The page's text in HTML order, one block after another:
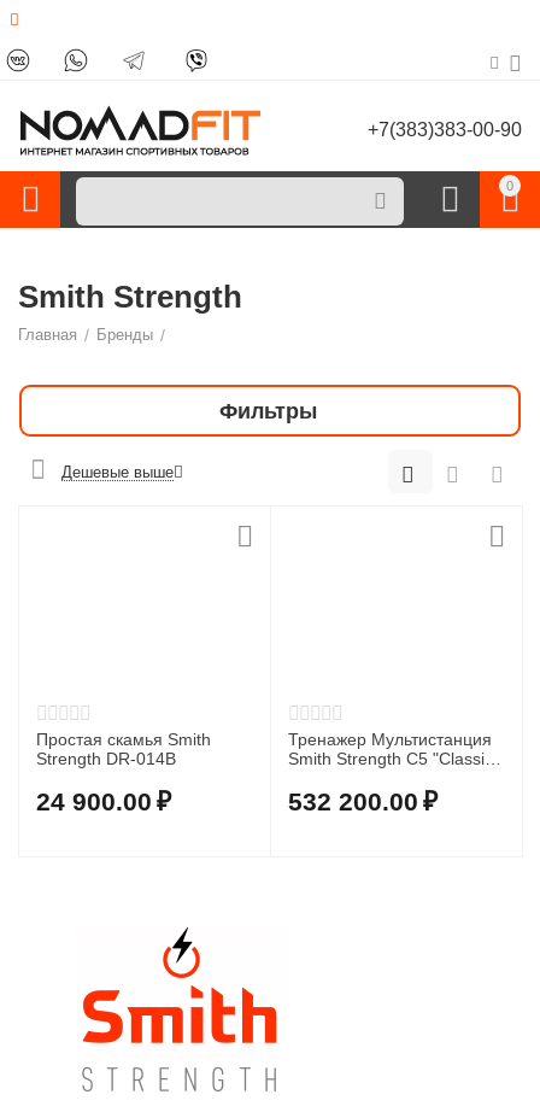
+7(383)383-00-90
0
Smith Strength
Главная / Бренды /
Фильтры
Дешевые выше
Простая скамья Smith
Strength DR-014B
24 900.00 ₽
Тренажер Мультистанция
Smith Strength C5 "Classic
532 200.00 ₽